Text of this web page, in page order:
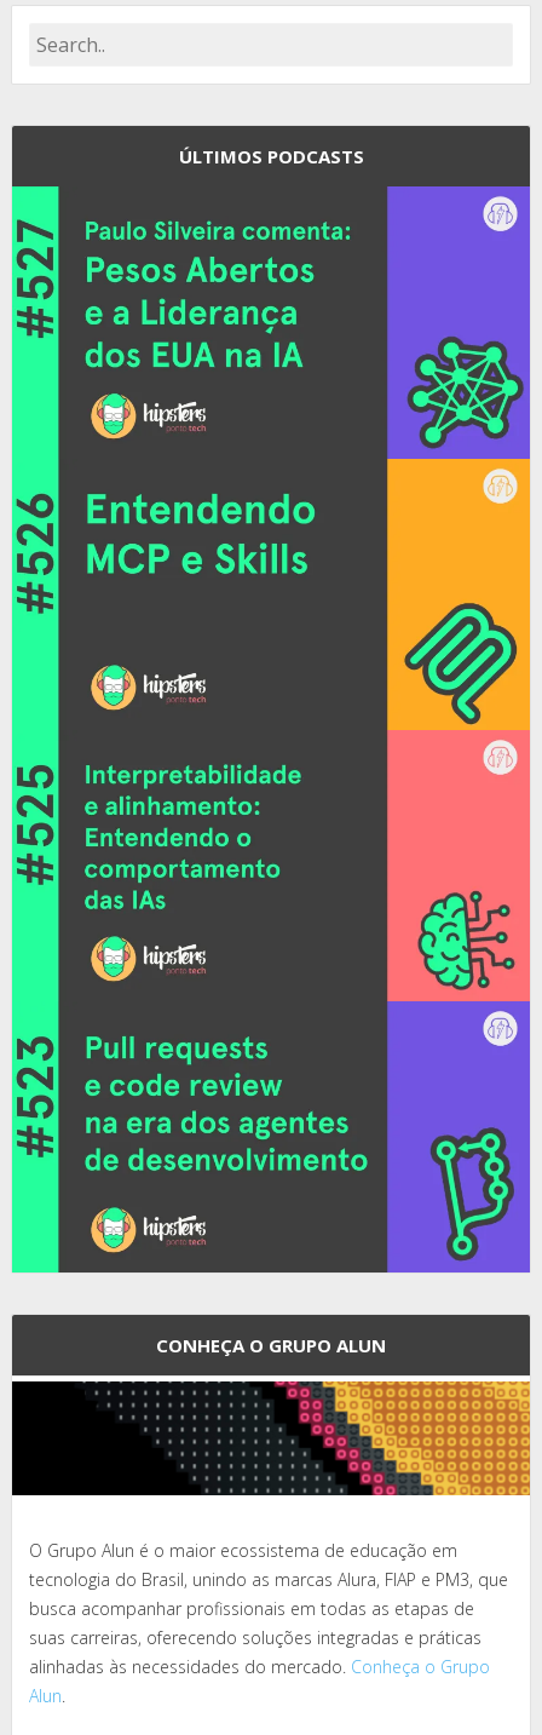
ÚLTIMOS PODCASTS
CONHEÇA O GRUPO ALUN
O Grupo Alun é o maior ecossistema de educação em
tecnologia do Brasil, unindo as marcas Alura, FIAP e PM3, que
busca acompanhar profissionais em todas as etapas de
suas carreiras, oferecendo soluções integradas e práticas
alinhadas às necessidades do mercado. Conheça o Grupo
Alun.